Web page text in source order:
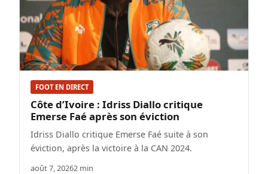
FOOT EN DIRECT
Côte d’Ivoire : Idriss Diallo critique
Emerse Faé après son éviction
Idriss Diallo critique Emerse Faé suite à son
éviction, après la victoire à la CAN 2024.
août 7, 20262 min